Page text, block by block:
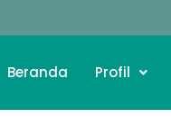
Beranda Profil